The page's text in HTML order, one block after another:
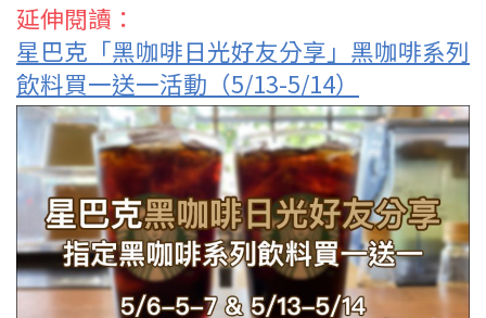
延伸閱讀：
星巴克「黑咖啡日光好友分享」黑咖啡系列
飲料買一送一活動（5/13-5/14）